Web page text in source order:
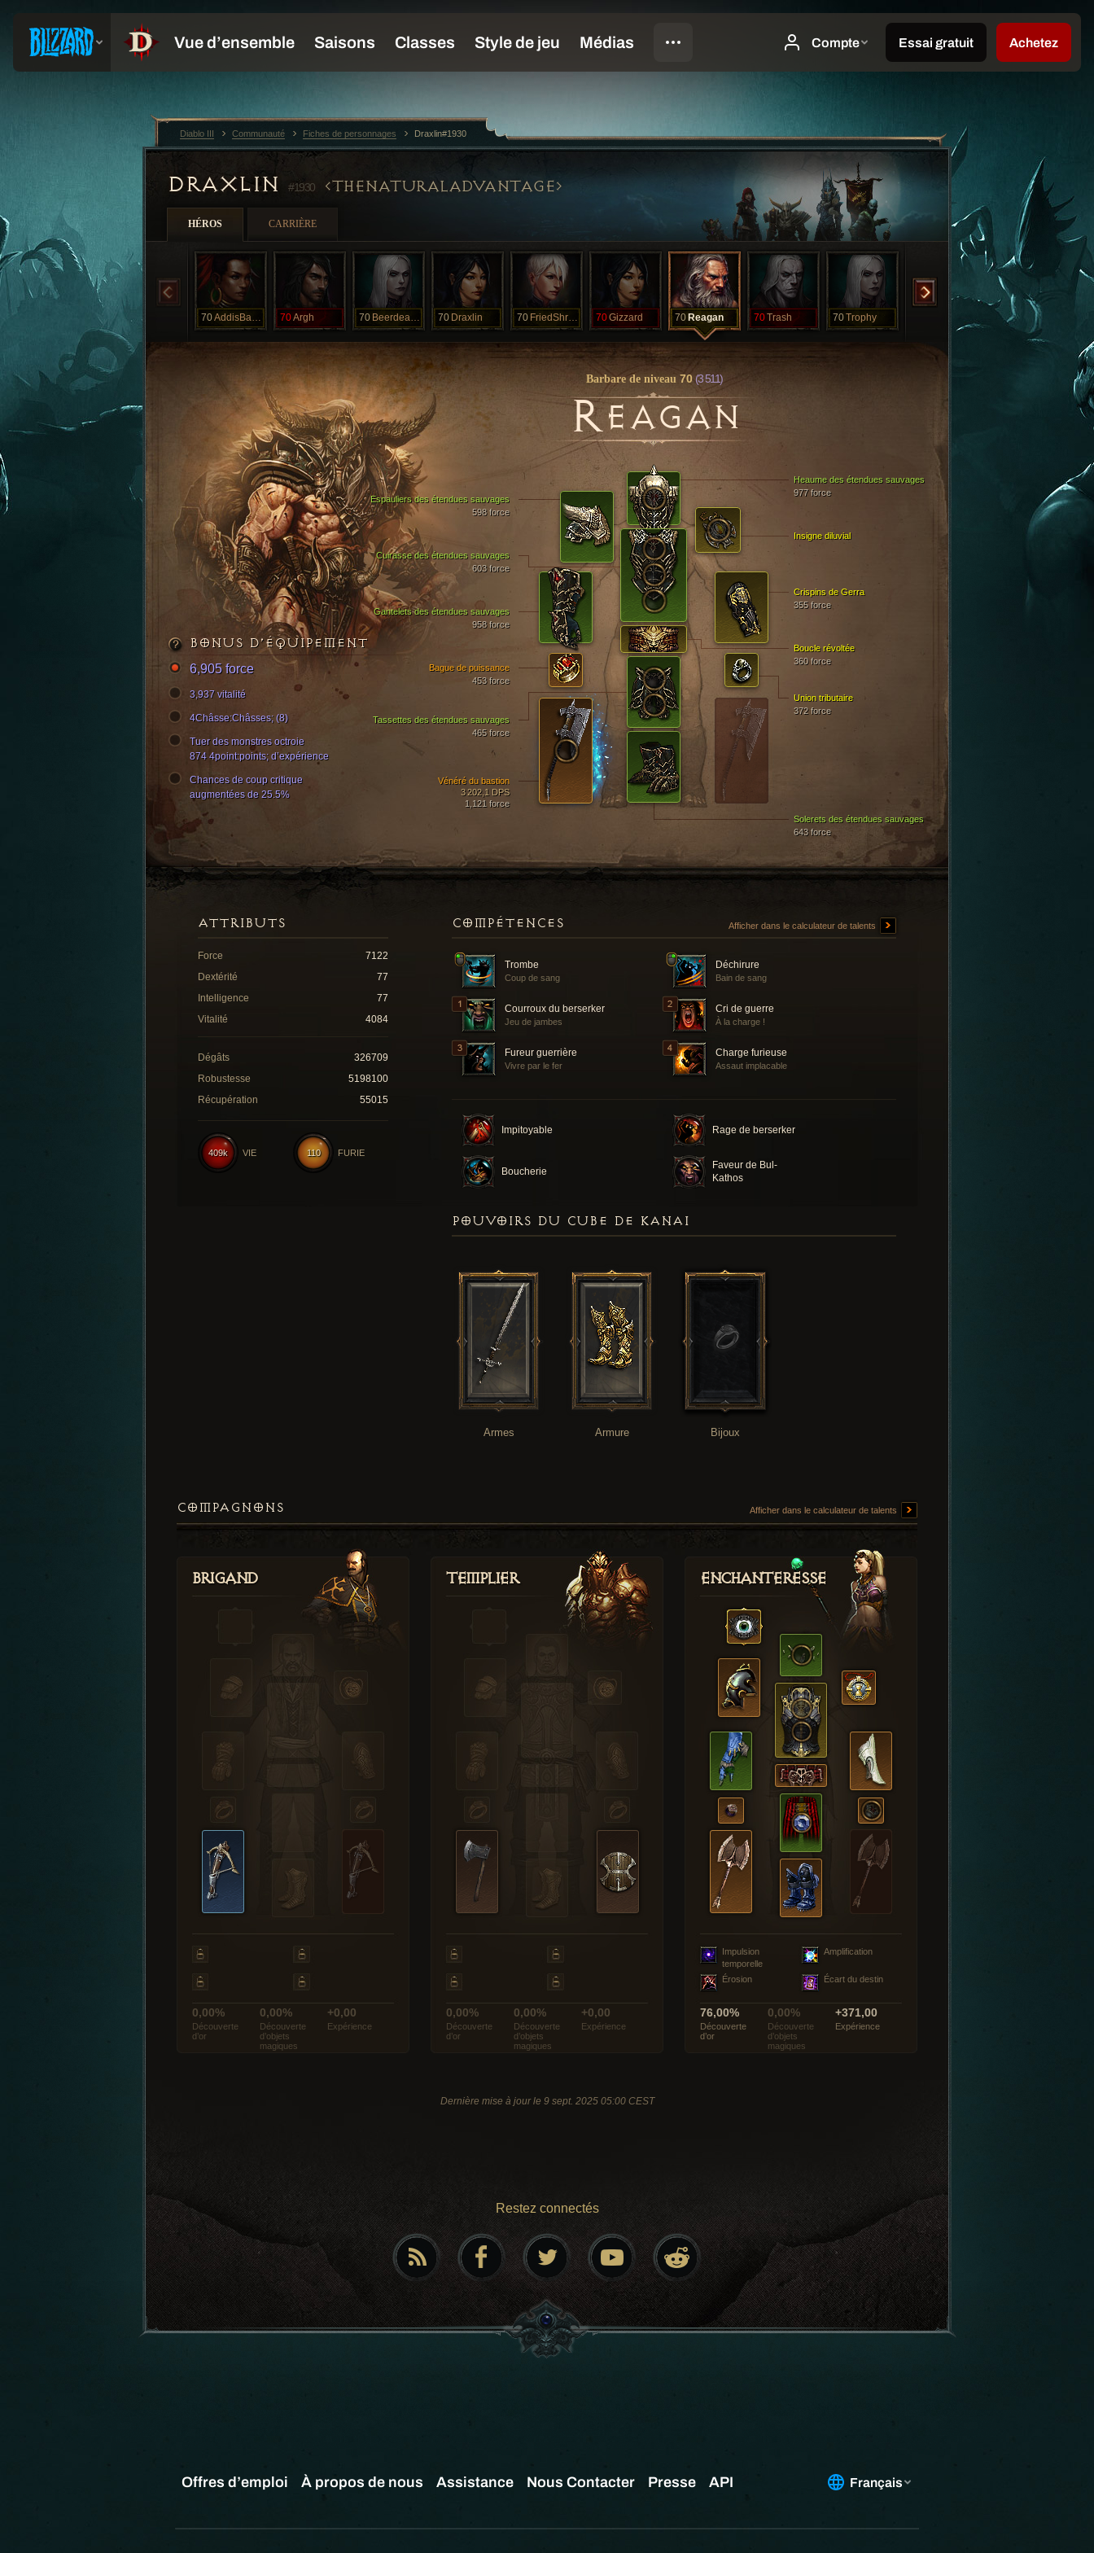
DRAXLIN #1930 THENATURALADVANTAGE
HÉROS CARRIÈRE
70 AddisBabab 70Argh 70 Beerdeadclam 70 Draxlin 70 FriedShrimp 70Gizzard 70 Reagan 70Trash 70Trophy 70adtreaehrs
Barbare de niveau 70(3 511)
REAGAN
Heaume des étendues sauvages
977 force
Cuirasse des étendues sauvages
603 force
Solerets des étendues sauvages
643 force
Gantelets des étendues sauvages
958 force
Espauliers des étendues sauvages
598 force
Tassettes des étendues sauvages
465 force
Crispins de Gerra
355 force
Vénéré du bastion
3 202,1 DPS
1,121 force
Boucle révoltée
360 force
Union tributaire
372 force
Bague de puissance
453 force
Insigne diluvial
BONUS D’ÉQUIPEMENT
6,905 force
3,937 vitalité
4Châsse:Châsses; (8)
Tuer des monstres octroie
874 4point:points; d’expérience
Chances de coup critique
augmentées de 25.5%
COMPÉTENCES Afficher dans le calculateur de talents
Trombe
Coup de sang
Déchirure
Bain de sang
Courroux du berserker
Jeu de jambes
Cri de guerre
À la charge !
Fureur guerrière
Vivre par le fer
Charge furieuse
Assaut implacable
Impitoyable Rage de berserker
Boucherie
Faveur de Bul-
Kathos
ATTRIBUTS
Force
7122
Dextérité
77
Intelligence
77
Vitalité
4084
Dégâts
326709
Robustesse
5198100
Récupération
55015
110 FURIE
409k VIE
POUVOIRS DU CUBE DE KANAI
Armes Armure Bijoux
COMPAGNONS Afficher dans le calculateur de talents
Brigand
0,00%
Découverte
d’or
0,00%
Découverte
d’objets
magiques
+0,00
Expérience
Templier
0,00%
Découverte
d’or
0,00%
Découverte
d’objets
magiques
+0,00
Expérience
Enchanteresse
Impulsion
temporelle
Amplification
Érosion Écart du destin
76,00%
Découverte
d’or
0,00%
Découverte
d’objets
magiques
+371,00
Expérience
Dernière mise à jour le 9 sept. 2025 05:00 CEST
Restez connectés
Diablo III Communauté Fiches de personnages Draxlin#1930